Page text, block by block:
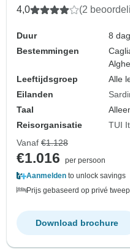
4,0 (2
Duur
8
Bestemmingen
Leeftijdsgroep
Alle
Eilanden
Taal
Reisorganisatie
TUI
Vanaf €1.128
€1.016
per persoon
Aanmelden to unlock savings
Prijs gebaseerd op privé
Download brochure